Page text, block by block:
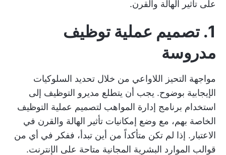
على تأثير الهالة والقرن.
1. تصميم عملية توظيف
مدروسة
مواجهة التحيز اللاواعي من خلال تحديد السلوكيات
الإيجابية بوضوح. يجب أن يتطلع مديرو التوظيف إلى
استخدام برنامج إدارة المواهب لتصميم عملية التوظيف
الخاصة بهم، مع وضع إمكانيات تأثير الهالة والقرن في
الاعتبار. إذا لم تكن متأكداً من أين تبدأ، ففكر في أي من
قوالب الموارد البشرية المجانية متاحة على الإنترنت.